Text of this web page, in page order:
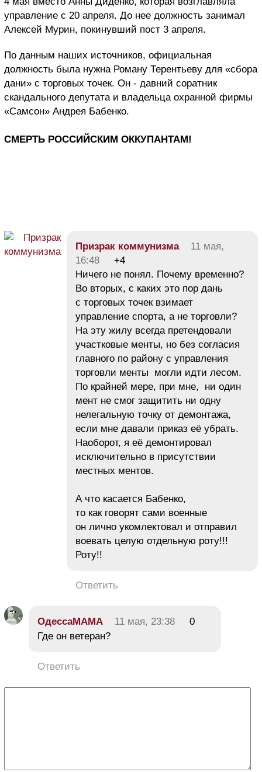
управление с 20 апреля. До нее должность занимал
Алексей Мурин, покинувший пост 3 апреля.
По данным наших источников, официальная
должность была нужна Роману Терентьеву для «сбора
дани» с торговых точек. Он - давний соратник
скандального депутата и владельца охранной фирмы
«Самсон» Андрея Бабенко.
СМЕРТЬ РОССИЙСКИМ ОККУПАНТАМ!
Призрак коммунизма
11 мая,
16:48
+4
Ничего не понял. Почему временно?
Во вторых, с каких это пор дань
с торговых точек взимает
управление спорта, а не торговли?
На эту жилу всегда претендовали
участковые менты, но без согласия
главного по району с управления
торговли менты могли идти лесом.
По крайней мере, при мне, ни один
мент не смог защитить ни одну
нелегальную точку от демонтажа,
если мне давали приказ её убрать.
Наоборот, я её демонтировал
исключительно в присутствии
местных ментов.
А что касается Бабенко,
то как говорят сами военные
он лично укомлектовал и отправил
воевать целую отдельную роту!!!
Роту!!
Ответить
ОдессаМАМА 11 мая, 23:38
0
Где он ветеран?
Ответить